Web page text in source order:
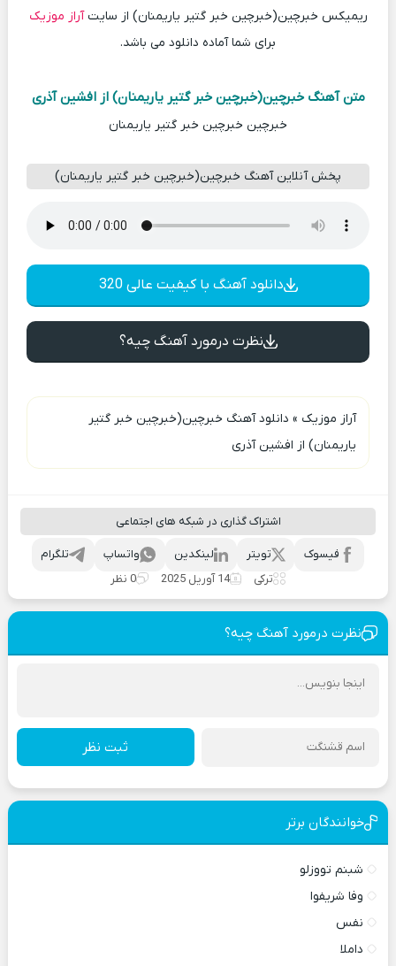
ریمیکس خبرچین(خبرچین خبر گتیر یاریمنان) از سایتآراز موزیک
برای شما آماده دانلود می باشد.
متن آهنگ خبرچین(خبرچین خبر گتیر یاریمنان) از افشین آذری
خبرچین خبرچین خبر گتیر یاریمنان
پخش آنلاین آهنگ خبرچین(خبرچین خبر گتیر یاریمنان)
دانلود آهنگ با کیفیت عالی 320
نظرت درمورد آهنگ چیه؟
آراز موزیک » دانلود آهنگ خبرچین(خبرچین خبر گتیر
یاریمنان) از افشین آذری
اشتراک گذاری در شبکه های اجتماعی
تلگرام واتساپ لینکدین تویتر
فیسوک
ترکی
14 آوریل 2025 0 نظر
نظرت درمورد آهنگ چیه؟
ثبت نظر
خوانندگان برتر
شبنم تووزلو
وفا شریفوا
نفس
داملا